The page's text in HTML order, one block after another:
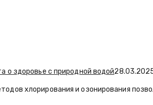
о здоровье с природной водой
хлорирования и озонирования